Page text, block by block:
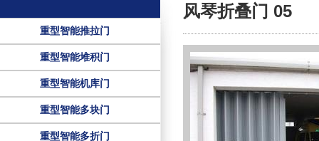
重型智能推拉门
重型智能堆积门
重型智能机库门
重型智能多块门
重型智能多折门
风琴折叠门 05